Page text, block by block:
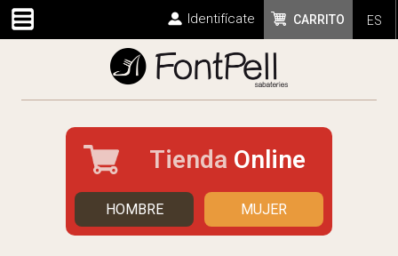
ES
CARRITO
Identifícate
Tienda Online
HOMBRE MUJER